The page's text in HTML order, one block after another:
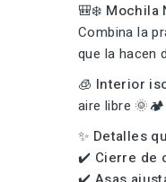
🎒❄️ Mochila
Combina la
que la hacen
🧊 Interior
aire libre 🌞🏕️
✨ Detalles
✔️ Cierre de